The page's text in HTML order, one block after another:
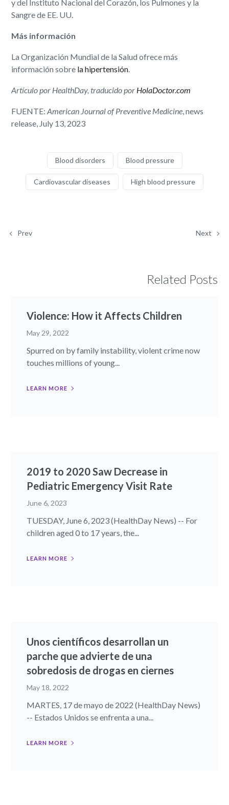
y del Instituto Nacional del Corazón, los Pulmones y la
Sangre de EE. UU.
Más información
La Organización Mundial de la Salud ofrece más
información sobre la hipertensión
Artículo por HealthDay, traducido por HolaDoctor.com
FUENTE:American Journal of Preventive Medicine , news
release, July 13, 2023
Blood disorders Blood pressure
Cardiovascular diseases High blood pressure
Prev Next
Related Posts
Violence: How it Affects Children
May 29, 2022
Spurred on by family instability, violent crime now
touches millions of young...
LEARN MORE
2019 to 2020 Saw Decrease in
Pediatric Emergency Visit Rate
June 6, 2023
TUESDAY, June 6, 2023 (HealthDay News) -- For
children aged 0 to 17 years, the...
LEARN MORE
Unos científicos desarrollan un
parche que advierte de una
sobredosis de drogas en ciernes
May 18, 2022
MARTES, 17 de mayo de 2022 (HealthDay News)
-- Estados Unidos se enfrenta a una...
LEARN MORE